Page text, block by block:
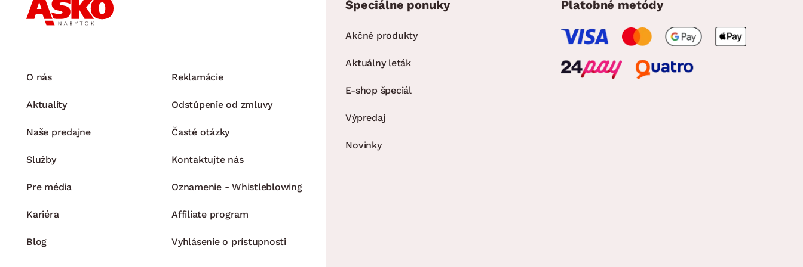
O nás
Aktuality
Naše predajne
Služby
Pre média
Kariéra
Blog
Reklamácie
Odstúpenie od zmluvy
Časté otázky
Kontaktujte nás
Oznamenie - Whistleblowing
Affiliate program
Vyhlásenie o prístupnosti
Špeciálne ponuky
Akčné produkty
Aktuálny leták
E-shop špeciál
Výpredaj
Novinky
Platobné metódy